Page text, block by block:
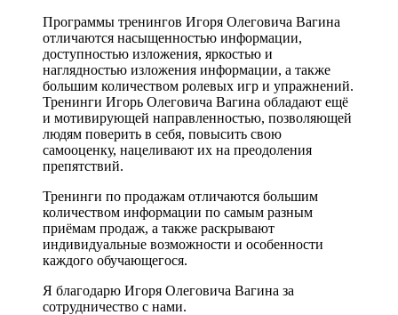
Программы тренингов Игоря Олеговича Вагина
отличаются насыщенностью информации,
доступностью изложения, яркостью и
наглядностью изложения информации, а также
большим количеством ролевых игр и упражнений.
Тренинги Игорь Олеговича Вагина обладают ещё
и мотивирующей направленностью, позволяющей
людям поверить в себя, повысить свою
самооценку, нацеливают их на преодоления
препятствий.
Тренинги по продажам отличаются большим
количеством информации по самым разным
приёмам продаж, а также раскрывают
индивидуальные возможности и особенности
каждого обучающегося.
Я благодарю Игоря Олеговича Вагина за
сотрудничество с нами.